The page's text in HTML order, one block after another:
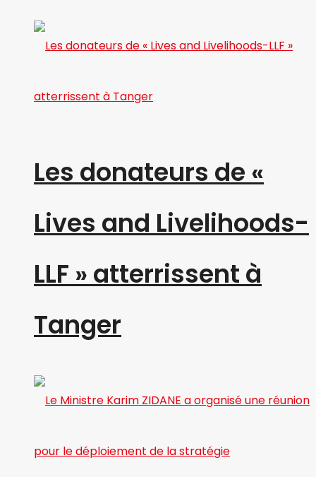
Les donateurs de «
Lives and Livelihoods-
LLF » atterrissent à
Tanger